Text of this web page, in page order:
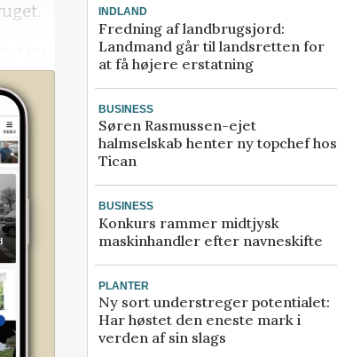
INDLAND
Fredning af landbrugsjord:
Landmand går til landsretten for
at få højere erstatning
BUSINESS
Søren Rasmussen-ejet
halmselskab henter ny topchef hos
Tican
BUSINESS
Konkurs rammer midtjysk
maskinhandler efter navneskifte
PLANTER
Ny sort understreger potentialet:
Har høstet den eneste mark i
verden af sin slags